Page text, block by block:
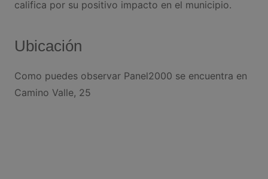
califica por su positivo impacto en el municipio.
Ubicación
Como puedes observar Panel2000 se encuentra en
Camino Valle, 25